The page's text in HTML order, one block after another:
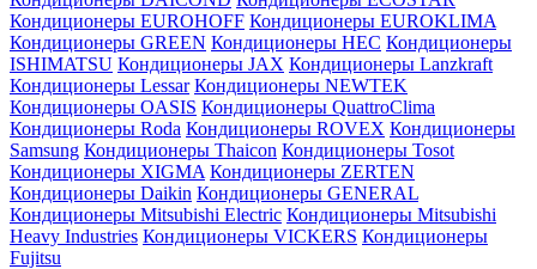
Кондиционеры EUROHOFF Кондиционеры EUROKLIMA
Кондиционеры GREEN Кондиционеры HEC Кондиционеры
ISHIMATSU Кондиционеры JAX Кондиционеры Lanzkraft
Кондиционеры Lessar Кондиционеры NEWTEK
Кондиционеры OASIS Кондиционеры QuattroClima
Кондиционеры Roda Кондиционеры ROVEX Кондиционеры
Samsung Кондиционеры Thaicon Кондиционеры Tosot
Кондиционеры XIGMA Кондиционеры ZERTEN
Кондиционеры Daikin Кондиционеры GENERAL
Кондиционеры Mitsubishi Electric Кондиционеры Mitsubishi
Heavy Industries Кондиционеры VICKERS Кондиционеры
Fujitsu